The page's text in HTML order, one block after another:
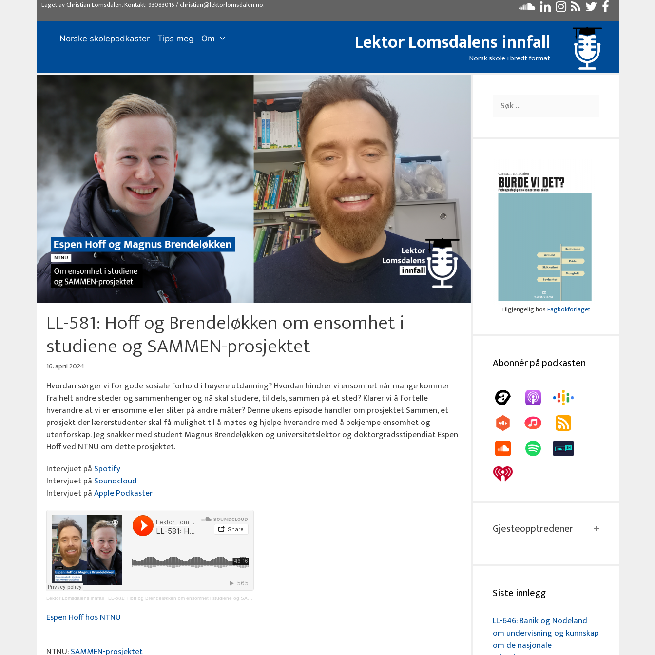
Laget avChristian Lomsdalen. Kontakt: 93083015/christian@lektorlomsdalen.no.
Lektor Lomsdalens innfall
Norsk skole i bredt format
Norske skolepodkaster Tips meg Om
LL-581: Hoff og Brendeløkken om ensomhet i
studiene og SAMMEN-prosjektet
16. april 2024
Hvordan sørger vi for gode sosiale forhold i høyere utdanning? Hvordan hindrer vi ensomhet når mange kommer
fra helt andre steder og sammenhenger og nå skal studere, til dels, sammen på et sted? Klarer vi å fortelle
hverandre at vi er ensomme eller sliter på andre måter? Denne ukens episode handler om prosjektet Sammen, et
prosjekt der lærerstudenter skal få mulighet til å møtes og hjelpe hverandre med å bekjempe ensomhet og
utenforskap. Jeg snakker med student Magnus Brendeløkken og universitetslektor og doktorgradsstipendiat Espen
Hoff ved NTNU om dette prosjektet.
Intervjuet på Spotify
Intervjuet på Soundcloud
Intervjuet påApple Podkaster
Lektor Lomsdalens innfall· LL-581: Hoff og Brendeløkken om ensomhet i studiene og SAMMEN-prosjektet
Espen Hoff hos NTNU
NTNU:SAMMEN-prosjektet
Søk
etter:
Tilgjengelig hosFagbokforlaget
Abonnér på podkasten
Gjesteopptredener
Siste innlegg
LL-646: Banik og Nodeland
om undervisning og kunnskap
om de nasjonale